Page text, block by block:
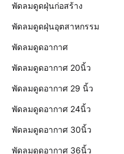
พัดลมดูดฝุ่นก่อสร้าง
พัดลมดูดฝุ่นอุตสาหกรรม
พัดลมดูดอากาศ
พัดลมดูดอากาศ 20นิ้ว
พัดลมดูดอากาศ 29 นิ้ว
พัดลมดูดอากาศ 24นิ้ว
พัดลมดูดอากาศ 30นิ้ว
พัดลมดูดอากาศ 36นิ้ว